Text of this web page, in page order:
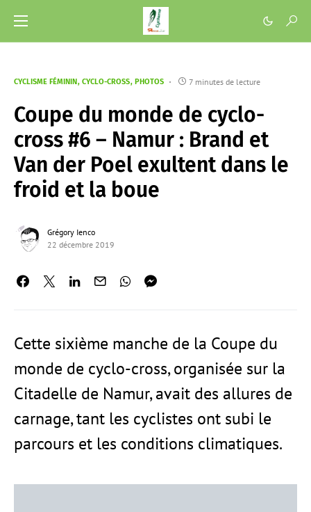
CYCLISME FÉMININ CYCLO-CROSS PHOTOS 7 minutes de lecture
Coupe du monde de cyclo-
cross #6 – Namur : Brand et
Van der Poel exultent dans le
froid et la boue
Grégory Ienco
22 décembre 2019
Cette sixième manche de la Coupe du
monde de cyclo-cross, organisée sur la
Citadelle de Namur, avait des allures de
carnage, tant les cyclistes ont subi le
parcours et les conditions climatiques.